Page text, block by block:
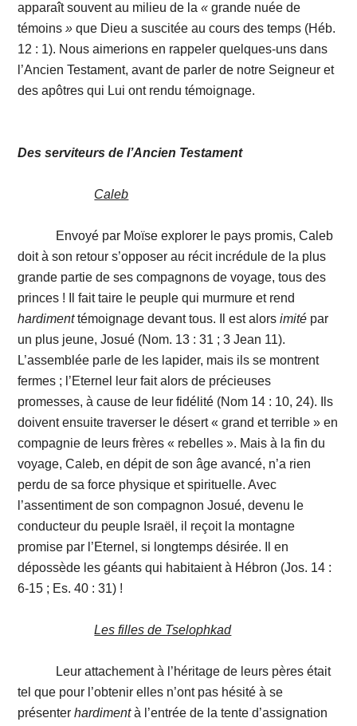
apparaît souvent au milieu de la«grande nuée de
témoins» que Dieu a suscitée au cours des temps (Héb.
12 : 1). Nous aimerions en rappeler quelques-uns dans
l’Ancien Testament, avant de parler de notre Seigneur et
des apôtres qui Lui ont rendu témoignage.
Des serviteurs de l’Ancien Testament
Caleb
Envoyé par Moïse explorer le pays promis, Caleb
doit à son retour s’opposer au récit incrédule de la plus
grande partie de ses compagnons de voyage, tous des
princes ! Il fait taire le peuple qui murmure et rend
hardimenttémoignage devant tous. Il est alorsimité par
un plus jeune, Josué (Nom. 13 : 31 ; 3 Jean 11).
L’assemblée parle de les lapider, mais ils se montrent
fermes ; l’Eternel leur fait alors de précieuses
promesses, à cause de leur fidélité (Nom 14 : 10, 24). Ils
doivent ensuite traverser le désert « grand et terrible » en
compagnie de leurs frères « rebelles ». Mais à la fin du
voyage, Caleb, en dépit de son âge avancé, n’a rien
perdu de sa force physique et spirituelle. Avec
l’assentiment de son compagnon Josué, devenu le
conducteur du peuple Israël, il reçoit la montagne
promise par l’Eternel, si longtemps désirée. Il en
dépossède les géants qui habitaient à Hébron (Jos. 14 :
6-15 ; Es. 40 : 31) !
Les filles de Tselophkad
Leur attachement à l’héritage de leurs pères était
tel que pour l’obtenir elles n’ont pas hésité à se
présenterhardimentà l’entrée de la tente d’assignation